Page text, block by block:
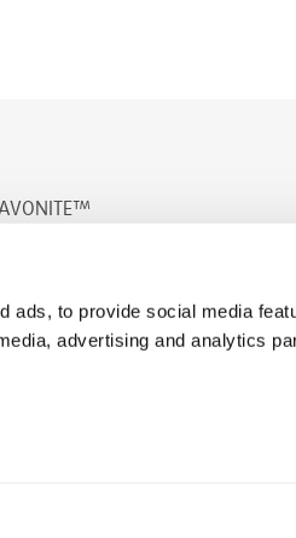
ads, to provide social media
advertising and analytics